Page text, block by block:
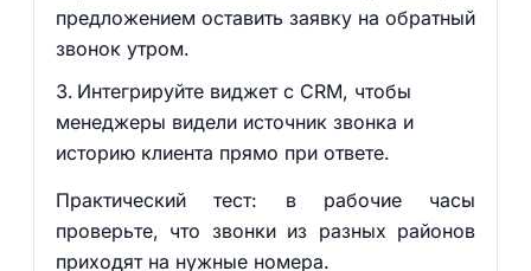
предложением оставить заявку на обратный
звонок утром.
Интегрируйте виджет с CRM, чтобы
менеджеры видели источник звонка и
историю клиента прямо при ответе.
Практический тест: в рабочие часы
проверьте, что звонки из разных районов
приходят на нужные номера.